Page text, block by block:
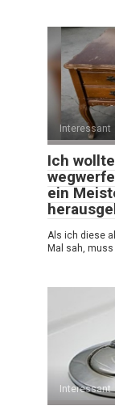
Interessant
Ich
ein
Als ich diese
Mal sah, muss
Interessant